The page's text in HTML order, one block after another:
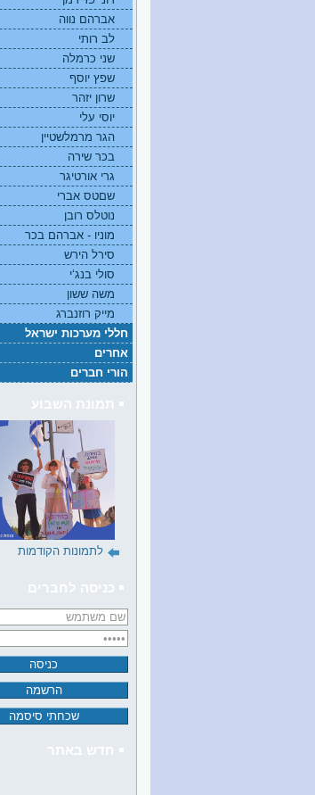
אברהם נווה
לב רותי
שני כרמלה
שפץ יוסף
שרון יזהר
יוסי עלי
הגר מרמלשטיין
בכר שירה
גרי אורטיגר
שםטס אברי
נוטלס רובן
מוניו - אברהם בכר
סירל הירש
סולי בנג‘י
משה ששון
מייק רוזנברג
חללי מערכות ישראל
אחרים
הורי חברים
תמונת השבוע
לתמונות הקודמות
כניסה לחברים
חדש באתר